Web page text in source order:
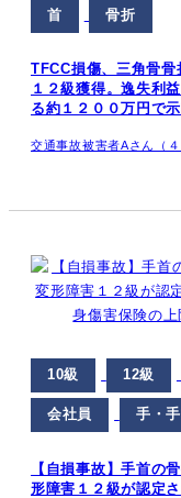
首 骨折
TFCC損傷、三角骨
１２級獲得。逸失利
る約１２００万円で示
交通事故被害者Aさん（４
10級 12級
会社員 手・
【自損事故】手首の
形障害１２級が認定